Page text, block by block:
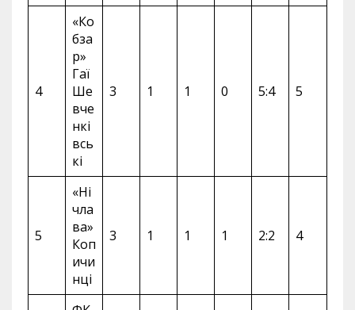
4
«Ко
бза
р»
Гаї
Ше
вче
нкі
всь
кі
3 1 1 0 5:4 5
5
«Ні
чла
ва»
Коп
ичи
нці
3 1 1 1 2:2 4